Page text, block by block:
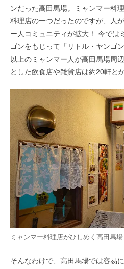
ンだった高田馬場。ミャンマー料
料理店の一つだったのですが、人
ー人コミュニティが拡大！ 今では
ゴンをもじって「リトル・ヤンゴ
以上のミャンマー人が高田馬場周
とした飲食店や雑貨店は約20軒とか
ミャンマー料理店がひしめく高田馬
そんなわけで、高田馬場では容易